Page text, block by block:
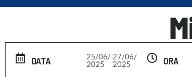
DATA
25/06/
2025
-27/06/
2025
ORA